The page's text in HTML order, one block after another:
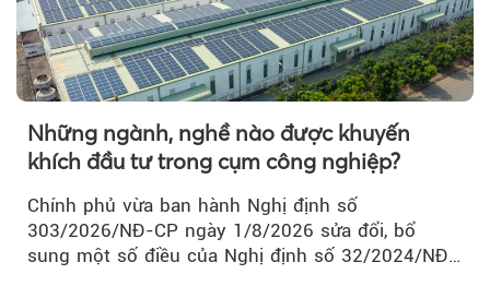
Những ngành, nghề nào được khuyến
khích đầu tư trong cụm công nghiệp?
Chính phủ vừa ban hành Nghị định số
303/2026/NĐ-CP ngày 1/8/2026 sửa đổi, bổ
sung một số điều của Nghị định số 32/2024/NĐ-